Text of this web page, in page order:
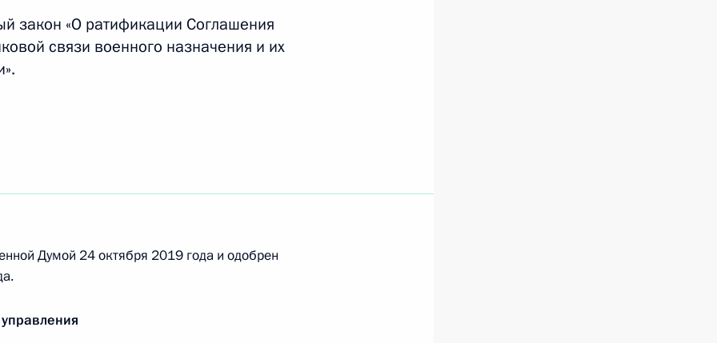
оборотом наркотических
о сотрудничестве
с преступлениями в сфере
закон «О ратификации Соглашения
связи военного назначения и их
Думой 24 октября 2019 года и одобрен